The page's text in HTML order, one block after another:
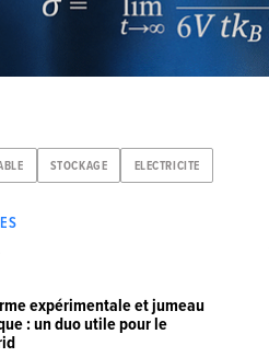
STOCKAGE ELECTRICITE
expérimentale et jumeau
: un duo utile pour le